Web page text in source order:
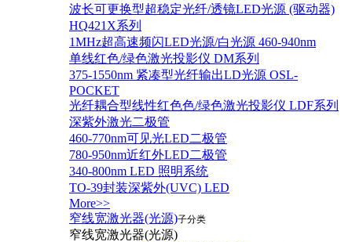
波长可更换型超稳定光纤/透镜LED光源 (驱动器)
HQ421X系列
1MHz超高速频闪LED光源/白光源 460-940nm
单线红色/绿色激光投影仪 DM系列
375-1550nm 紧凑型光纤输出LD光源 OSL-
POCKET
光纤耦合型线性红色色/绿色激光投影仪 LDF系列
深紫外激光二极管
460-770nm可见光LED二极管
780-950nm近红外LED二极管
340-800nm LED 照明系统
TO-39封装深紫外(UVC) LED
More>>
窄线宽激光器(光源)子分类
窄线宽激光器(光源)